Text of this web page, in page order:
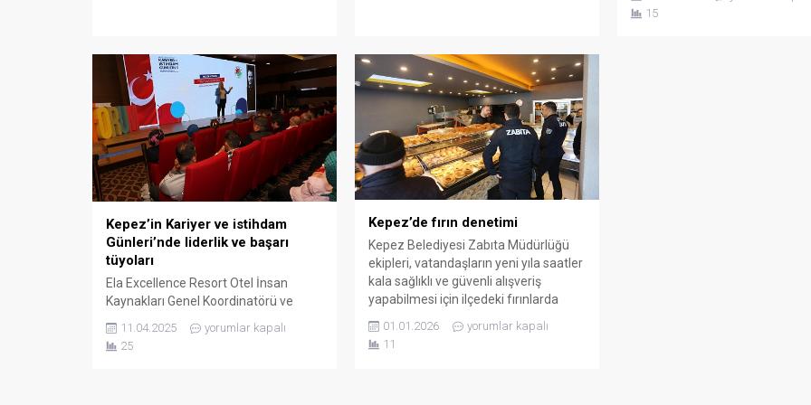
yüzlerce kişiye tedavi imkânı sunan
Kepez Belediyesi, erken teşhisin
önemli olduğu kanserle mücadelede
de önemli bir...
düzenlenen tanıtım etkinlikleriyle
devam ediyor. Konyaaltı ilçesinde
düzenlenen tanıtım...
Başkanı ve o dönemde
Akseki Koordinatörü olan
15
Kepez’in Kariyer ve istihdam
Günleri’nde liderlik ve başarı
tüyoları
Ela Excellence Resort Otel İnsan
Kaynakları Genel Koordinatörü ve
Kariyer ve istihdam Günleri’nde “Bizim
Hikayemizde Sende Varsın” diyerek
11.04.2025
yorumlar kapalı
25
Kepez’de fırın denetimi
Kepez Belediyesi Zabıta Müdürlüğü
ekipleri, vatandaşların yeni yıla saatler
kala sağlıklı ve güvenli alışveriş
yapabilmesi için ilçedeki fırınlarda
denetimlerini yoğunlaştırdı. Kepez
Belediyesi ile İlçe Tarım ve Orman
Müdürlüğü’nün müşterek çalışmasıyla
01.01.2026
yorumlar kapalı
11